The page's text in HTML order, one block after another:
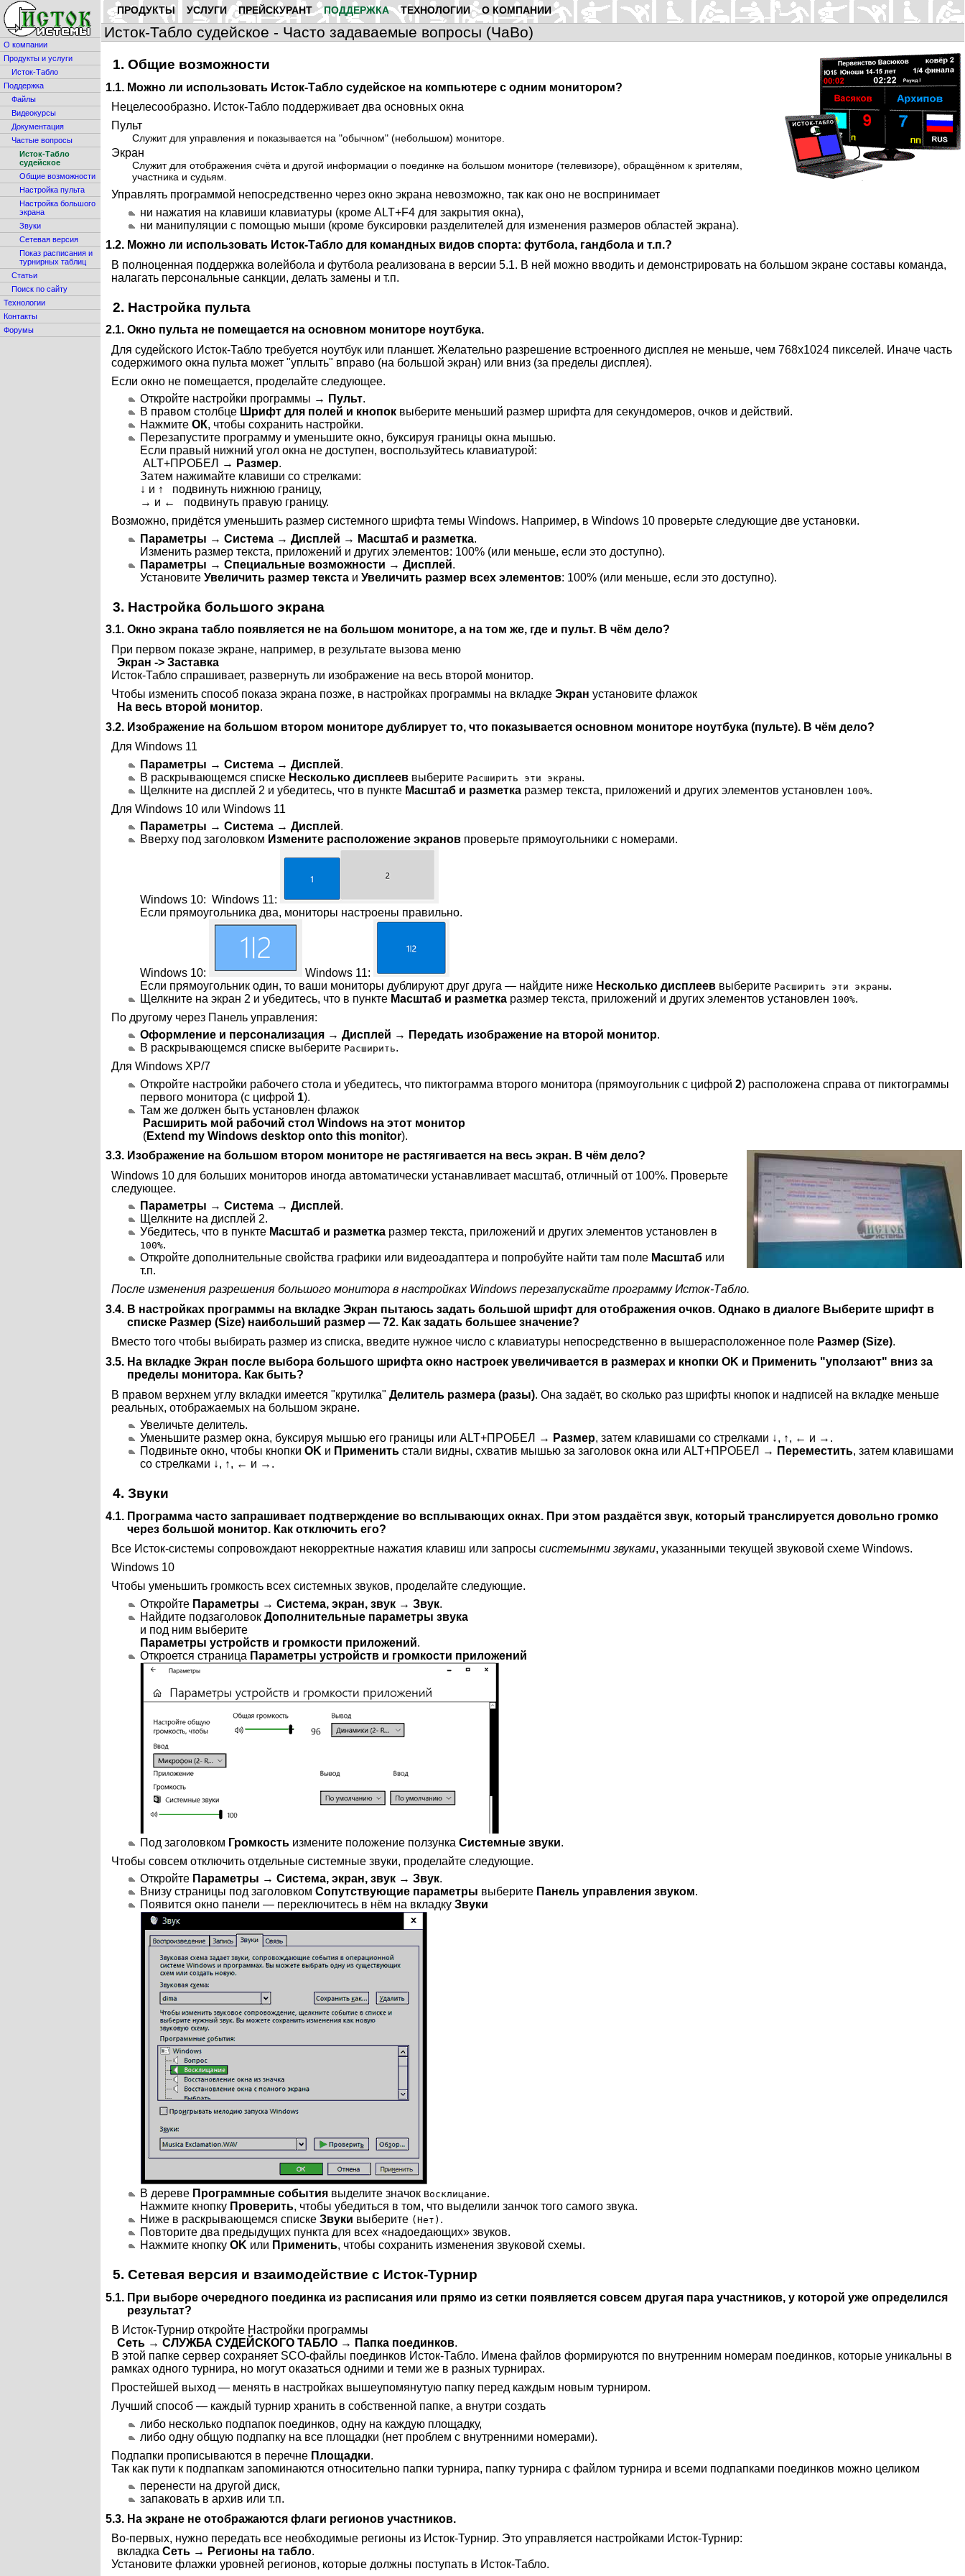
ПРОДУКТЫ УСЛУГИ ПРЕЙСКУРАНТ ПОДДЕРЖКА ТЕХНОЛОГИИ O КОМПАНИИ
Исток-Табло судейское - Часто задаваемые вопросы (ЧаВо)
О компании
Продукты и услуги
Исток-Табло
Поддержка
Файлы
Видеокурсы
Документация
Частые вопросы
Исток-Табло
судейское
Общие возможности
Настройка пульта
Настройка большого
экрана
Звуки
Сетевая версия
Показ расписания и
турнирных таблиц
Статьи
Поиск по сайту
Технологии
Контакты
Форумы
1. Общие возможности
1.1. Можно ли использовать Исток-Табло судейское на компьютере с одним монитором?
Нецелесообразно. Исток-Табло поддерживает два основных окна
Пульт
Служит для управления и показывается на "обычном" (небольшом) мониторе.
Экран
Служит для отображения счёта и другой информации о поединке на большом мониторе (телевизоре), обращённом к зрителям,
участника и судьям.
Управлять программой непосредственно через окно экрана невозможно, так как оно не воспринимает
ни нажатия на клавиши клавиатуры (кроме ALT+F4 для закрытия окна),
ни манипуляции с помощью мыши (кроме буксировки разделителей для изменения размеров областей экрана).
1.2. Можно ли использовать Исток-Табло для командных видов спорта: футбола, гандбола и т.п.?
В полноценная поддержка волейбола и футбола реализована в версии 5.1. В ней можно вводить и демонстрировать на большом экране составы команда,
налагать персональные санкции, делать замены и т.п.
2. Настройка пульта
2.1. Окно пульта не помещается на основном мониторе ноутбука.
Для судейского Исток-Табло требуется ноутбук или планшет. Желательно разрешение встроенного дисплея не меньше, чем 768x1024 пикселей. Иначе часть
содержимого окна пульта может "уплыть" вправо (на большой экран) или вниз (за пределы дисплея).
Если окно не помещается, проделайте следующее.
Откройте настройки программы → Пульт.
В правом столбце Шрифт для полей и кнопок выберите меньший размер шрифта для секундомеров, очков и действий.
Нажмите ОК, чтобы сохранить настройки.
Перезапустите программу и уменьшите окно, буксируя границы окна мышью.
Если правый нижний угол окна не доступен, воспользуйтесь клавиатурой:
ALT+ПРОБЕЛ → Размер.
Затем нажимайте клавиши со стрелками:
↓ и ↑ подвинуть нижнюю границу,
→ и ← подвинуть правую границу.
Возможно, придётся уменьшить размер системного шрифта темы Windows. Например, в Windows 10 проверьте следующие две установки.
Параметры → Система → Дисплей → Масштаб и разметка.
Изменить размер текста, приложений и других элементов: 100% (или меньше, если это доступно).
Параметры → Специальные возможности → Дисплей.
Установите Увеличить размер текста и Увеличить размер всех элементов: 100% (или меньше, если это доступно).
3. Настройка большого экрана
3.1. Окно экрана табло появляется не на большом мониторе, а на том же, где и пульт. В чём дело?
При первом показе экране, например, в результате вызова меню
Экран -> Заставка
Исток-Табло спрашивает, развернуть ли изображение на весь второй монитор.
Чтобы изменить способ показа экрана позже, в настройках программы на вкладке Экран установите флажок
На весь второй монитор.
3.2. Изображение на большом втором мониторе дублирует то, что показывается основном мониторе ноутбука (пульте). В чём дело?
Для Windows 11
Параметры → Система → Дисплей.
В раскрывающемся списке Несколько дисплеев выберите Расширить эти экраны.
Щелкните на дисплей 2 и убедитесь, что в пункте Масштаб и разметка размер текста, приложений и других элементов установлен 100%.
Для Windows 10 или Windows 11
Параметры → Система → Дисплей.
Вверху под заголовком Измените расположение экранов проверьте прямоугольники с номерами.
Windows 10: Windows 11:
Если прямоугольника два, мониторы настроены правильно.
Windows 10:
Windows 11:
Если прямоугольник один, то ваши мониторы дублируют друг друга — найдите ниже Несколько дисплеев выберите Расширить эти экраны.
Щелкните на экран 2 и убедитесь, что в пункте Масштаб и разметка размер текста, приложений и других элементов установлен 100%.
По другому через Панель управления:
Оформление и персонализация → Дисплей → Передать изображение на второй монитор.
В раскрывающемся списке выберите Расширить.
Для Windows XP/7
Откройте настройки рабочего стола и убедитесь, что пиктограмма второго монитора (прямоугольник с цифрой 2) расположена справа от пиктограммы
первого монитора (с цифрой 1).
Там же должен быть установлен флажок
Расширить мой рабочий стол Windows на этот монитор
(Extend my Windows desktop onto this monitor).
3.3. Изображение на большом втором мониторе не растягивается на весь экран. В чём дело?
Windows 10 для больших мониторов иногда автоматически устанавливает масштаб, отличный от 100%. Проверьте
следующее.
Параметры → Система → Дисплей.
Щелкните на дисплей 2.
Убедитесь, что в пункте Масштаб и разметка размер текста, приложений и других элементов установлен в
100%.
Откройте дополнительные свойства графики или видеоадаптера и попробуйте найти там поле Масштаб или
т.п.
После изменения разрешения большого монитора в настройках Windows перезапускайте программу Исток-Табло.
3.4. В настройках программы на вкладке Экран пытаюсь задать большой шрифт для отображения очков. Однако в диалоге Выберите шрифтв
списке Размер (Size)наибольший размер — 72. Как задать большее значение?
Вместо того чтобы выбирать размер из списка, введите нужное число с клавиатуры непосредственно в вышерасположенное поле Размер (Size).
3.5. На вкладке Экран после выбора большого шрифта окно настроек увеличивается в размерах и кнопки OK и Применить"уползают" вниз за
пределы монитора. Как быть?
В правом верхнем углу вкладки имеется "крутилка" Делитель размера (разы). Она задаёт, во сколько раз шрифты кнопок и надписей на вкладке меньше
реальных, отображаемых на большом экране.
Увеличьте делитель.
Уменьшите размер окна, буксируя мышью его границы или ALT+ПРОБЕЛ → Размер, затем клавишами со стрелками ↓, ↑, ← и →.
Подвиньте окно, чтобы кнопки OK и Применить стали видны, схватив мышью за заголовок окна или ALT+ПРОБЕЛ → Переместить, затем клавишами
со стрелками ↓, ↑, ← и →.
4. Звуки
4.1. Программа часто запрашивает подтверждение во всплывающих окнах. При этом раздаётся звук, который транслируется довольно громко
через большой монитор. Как отключить его?
Все Исток-системы сопровождают некорректные нажатия клавиш или запросы системынми звуками, указанными текущей звуковой схеме Windows.
Windows 10
Чтобы уменьшить громкость всех системных звуков, проделайте следующие.
Откройте Параметры → Система, экран, звук → Звук.
Найдите подзаголовок Дополнительные параметры звука
и под ним выберите
Параметры устройств и громкости приложений.
Откроется страница Параметры устройств и громкости приложений
Под заголовком Громкость измените положение ползунка Системные звуки.
Чтобы совсем отключить отдельные системные звуки, проделайте следующие.
Откройте Параметры → Система, экран, звук → Звук.
Внизу страницы под заголовком Сопутствующие параметры выберите Панель управления звуком.
Появится окно панели — переключитесь в нём на вкладку Звуки
В дереве Программные события выделите значок Восклицание.
Нажмите кнопку Проверить, чтобы убедиться в том, что выделили занчок того самого звука.
Ниже в раскрывающемся списке Звуки выберите (Нет) .
Повторите два предыдущих пункта для всех
надоедающих
звуков.
Нажмите кнопку OK или Применить, чтобы сохранить изменения звуковой схемы.
5. Сетевая версия и взаимодействие с Исток-Турнир
5.1. При выборе очередного поединка из расписания или прямо из сетки появляется совсем другая пара участников, у которой уже определился
результат?
В Исток-Турнир откройте Настройки программы
Сеть → СЛУЖБА СУДЕЙСКОГО ТАБЛО → Папка поединков.
В этой папке сервер сохраняет SCO-файлы поединков Исток-Табло. Имена файлов формируются по внутренним номерам поединков, которые уникальны в
рамках одного турнира, но могут оказаться одними и теми же в разных турнирах.
Простейшей выход — менять в настройках вышеупомянутую папку перед каждым новым турниром.
Лучший способ — каждый турнир хранить в собственной папке, а внутри создать
либо несколько подпапок поединков, одну на каждую площадку,
либо одну общую подпапку на все площадки (нет проблем с внутренними номерами).
Подпапки прописываются в перечне Площадки.
Так как пути к подпапкам запоминаются относительно папки турнира, папку турнира с файлом турнира и всеми подпапками поединков можно целиком
перенести на другой диск,
запаковать в архив или т.п.
5.3. На экране не отображаются флаги регионов участников.
Во-первых, нужно передать все необходимые регионы из Исток-Турнир. Это управляется настройками Исток-Турнир:
вкладка Сеть → Регионы на табло.
Установите флажки уровней регионов, которые должны поступать в Исток-Табло.